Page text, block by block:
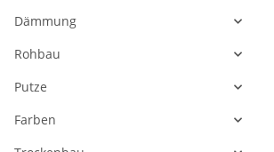
Dämmung
Rohbau
Putze
Farben